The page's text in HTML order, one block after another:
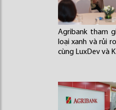
Agribank tham
loại xanh và rủi
cùng LuxDev và